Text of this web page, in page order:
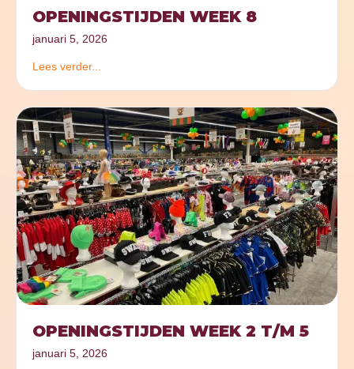
OPENINGSTIJDEN WEEK 8
januari 5, 2026
Lees verder...
OPENINGSTIJDEN WEEK 2 T/M 5
januari 5, 2026